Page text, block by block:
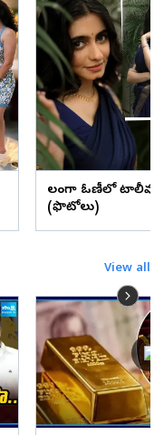
లంగా ఓణీలో టాలీవుడ్
(ఫొటోలు)
View all